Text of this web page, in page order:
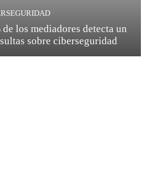
los mediadores detecta un
sobre ciberseguridad